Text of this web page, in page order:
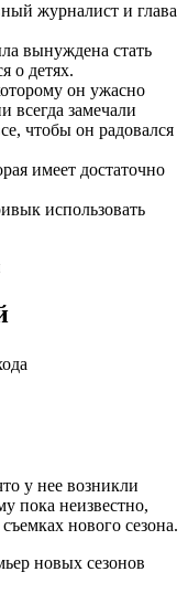
журналист и глава
вынуждена стать
о детях.
он ужасно
всегда замечали
чтобы он радовался
имеет достаточно
использовать
у нее возникли
пока неизвестно,
нового сезона.
новых сезонов